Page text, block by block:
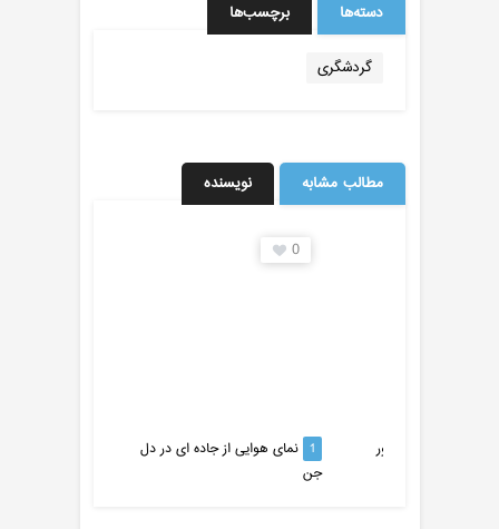
دسته‌ها برچسب‌ها
گردشگری
مطالب مشابه نویسنده
هوهن‌تسولرن در کشور
0
1 نمای هوایی از جاده ای در دل
جن